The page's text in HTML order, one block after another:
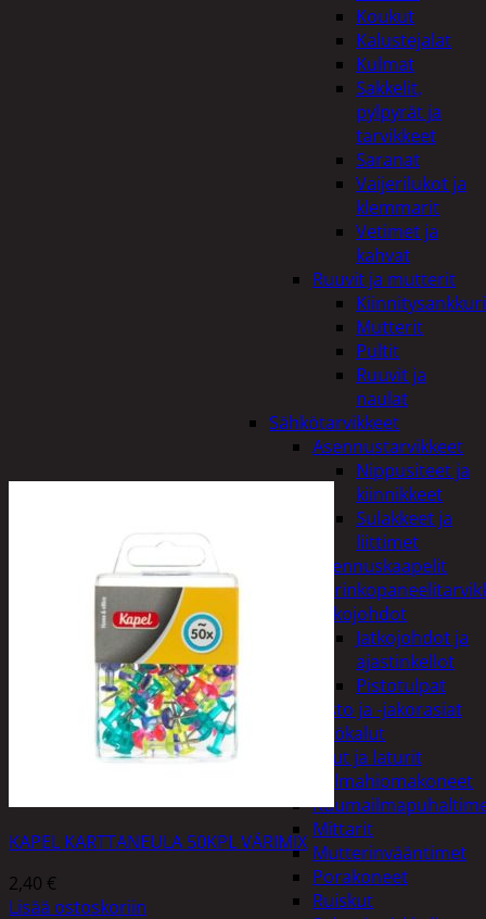
Koukut
Kalustejalat
Kulmat
Sakkelit,
pylpyrät ja
tarvikkeet
Saranat
Vaijerilukot ja
klemmarit
Vetimet ja
kahvat
Ruuvit ja mutterit
Mutterit
Pultit
Ruuvit ja
naulat
Sähkötarvikkeet
Asennustarvikkeet
Nippusiteet ja
kiinnikkeet
Sulakkeet ja
liittimet
Asennuskaapelit
Jatkojohdot
Jatkojohdot ja
ajastinkellot
Pistotulpat
Pisto ja -jakorasiat
Sähkötyökalut
Akut ja laturit
Kulmahiomakoneet
Mittarit
Mutterinvääntimet
Porakoneet
Ruiskut
KAPEL KARTTANEULA 50KPL VÄRIMIX
2,40 €
Lisää ostoskoriin